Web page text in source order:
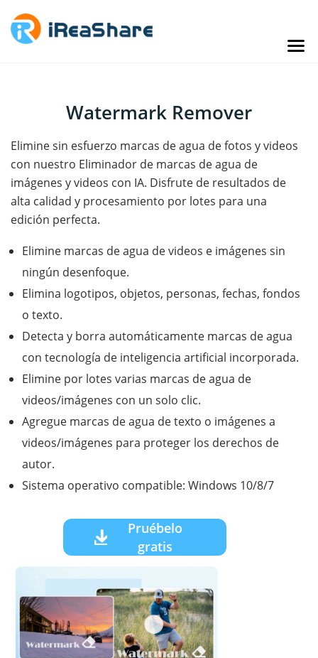
Watermark Remover
Elimine sin esfuerzo marcas de agua de fotos y videos
con nuestro Eliminador de marcas de agua de
imágenes y videos con IA. Disfrute de resultados de
alta calidad y procesamiento por lotes para una
edición perfecta.
Elimine marcas de agua de videos e imágenes sin
ningún desenfoque.
Elimina logotipos, objetos, personas, fechas, fondos
o texto.
Detecta y borra automáticamente marcas de agua
con tecnología de inteligencia artificial incorporada.
Elimine por lotes varias marcas de agua de
videos/imágenes con un solo clic.
Agregue marcas de agua de texto o imágenes a
videos/imágenes para proteger los derechos de
autor.
Sistema operativo compatible: Windows 10/8/7
Pruébelo
gratis